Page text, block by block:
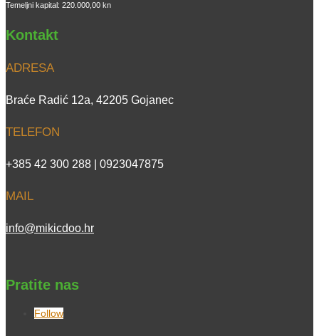
Temeljni kapital: 220.000,00 kn
Kontakt
ADRESA
Braće Radić 12a, 42205 Gojanec
TELEFON
+385 42 300 288 | 0923047875
MAIL
info@mikicdoo.hr
Pratite nas
Follow